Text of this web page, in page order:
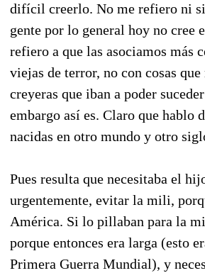
difícil creerlo. No me refiero ni
gente por lo general hoy no cree
refiero a que las asociamos más
viejas de terror, no con cosas
creyeras que iban a poder
embargo así es. Claro que hablo
nacidas en otro mundo y otro
Pues resulta que necesitaba el
urgentemente, evitar la mili,
América. Si lo pillaban para la
porque entonces era larga (esto
Primera Guerra Mundial), y